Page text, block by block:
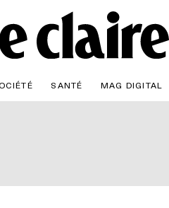
SANTÉ MAG DIGITAL